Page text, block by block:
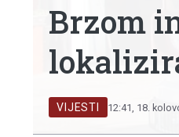
Brzom
VIJESTI 12:41, 18.